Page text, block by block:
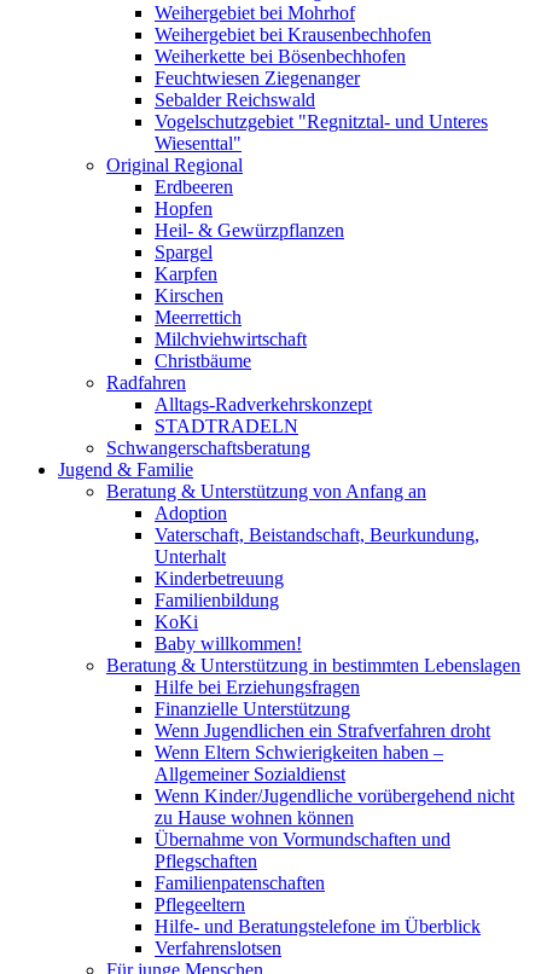
Weihergebiet bei Mohrhof
Weihergebiet bei Krausenbechhofen
Weiherkette bei Bösenbechhofen
Feuchtwiesen Ziegenanger
Sebalder Reichswald
Vogelschutzgebiet "Regnitztal- und Unteres
Wiesenttal"
Original Regional
Erdbeeren
Hopfen
Heil- & Gewürzpflanzen
Spargel
Karpfen
Kirschen
Meerrettich
Milchviehwirtschaft
Christbäume
Radfahren
Alltags-Radverkehrskonzept
STADTRADELN
Schwangerschaftsberatung
Jugend & Familie
Beratung & Unterstützung von Anfang an
Adoption
Vaterschaft, Beistandschaft, Beurkundung,
Unterhalt
Kinderbetreuung
Familienbildung
KoKi
Baby willkommen!
Beratung & Unterstützung in bestimmten Lebenslagen
Hilfe bei Erziehungsfragen
Finanzielle Unterstützung
Wenn Jugendlichen ein Strafverfahren droht
Wenn Eltern Schwierigkeiten haben –
Allgemeiner Sozialdienst
Wenn Kinder/Jugendliche vorübergehend nicht
zu Hause wohnen können
Übernahme von Vormundschaften und
Pflegschaften
Familienpatenschaften
Pflegeeltern
Hilfe- und Beratungstelefone im Überblick
Verfahrenslotsen
Für junge Menschen